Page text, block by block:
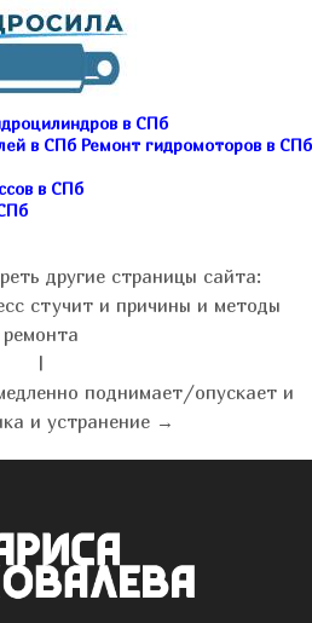
в СПб
в СПб Ремонт гидромоторов в СПб
в СПб
другие страницы сайта:
стучит и причины и методы
ремонта
поднимает/опускает и
и устранение →